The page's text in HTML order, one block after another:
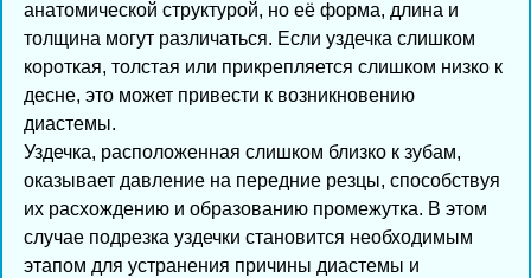
анатомической структурой, но её форма, длина и
толщина могут различаться. Если уздечка слишком
короткая, толстая или прикрепляется слишком низко к
десне, это может привести к возникновению
диастемы.
Уздечка, расположенная слишком близко к зубам,
оказывает давление на передние резцы, способствуя
их расхождению и образованию промежутка. В этом
случае подрезка уздечки становится необходимым
этапом для устранения причины диастемы и